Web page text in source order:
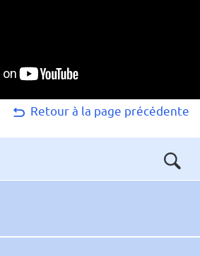
Retour à la page précédente